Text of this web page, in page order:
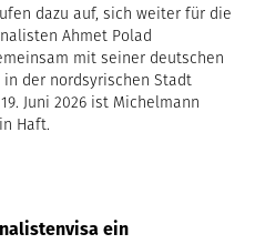
dazu auf, sich weiter für die
Ahmet Polad
mit seiner deutschen
der nordsyrischen Stadt
Juni 2026 ist Michelmann
Haft.
ein